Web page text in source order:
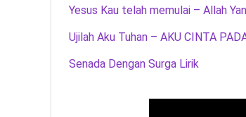
Yesus Kau telah memulai – Allah
Ujilah Aku Tuhan – AKU CINTA
Senada Dengan Surga Lirik